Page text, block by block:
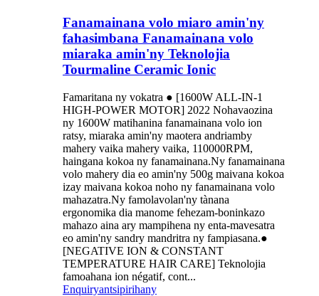
Fanamainana volo miaro amin'ny
fahasimbana Fanamainana volo
miaraka amin'ny Teknolojia
Tourmaline Ceramic Ionic
Famaritana ny vokatra ● [1600W ALL-IN-1
HIGH-POWER MOTOR] 2022 Nohavaozina
ny 1600W matihanina fanamainana volo ion
ratsy, miaraka amin'ny maotera andriamby
mahery vaika mahery vaika, 110000RPM,
haingana kokoa ny fanamainana.Ny fanamainana
volo mahery dia eo amin'ny 500g maivana kokoa
izay maivana kokoa noho ny fanamainana volo
mahazatra.Ny famolavolan'ny tànana
ergonomika dia manome fehezam-boninkazo
mahazo aina ary mampihena ny enta-mavesatra
eo amin'ny sandry mandritra ny fampiasana.●
[NEGATIVE ION & CONSTANT
TEMPERATURE HAIR CARE] Teknolojia
famoahana ion négatif, cont...
Enquiryantsipirihany